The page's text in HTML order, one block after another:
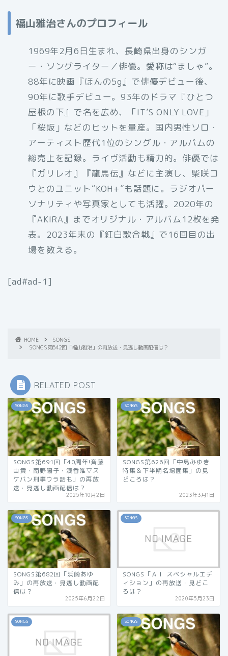
福山雅治さんのプロフィール
1969年2月6日生まれ、長崎県出身のシンガ
ー・ソングライター／俳優。愛称は“ましゃ”。
88年に映画『ほんの5g』で俳優デビュー後、
90年に歌手デビュー。93年のドラマ『ひとつ
屋根の下』で名を広め、「IT’S ONLY LOVE」
「桜坂」などのヒットを量産。国内男性ソロ・
アーティスト歴代1位のシングル・アルバムの
総売上を記録。ライヴ活動も精力的。俳優では
『ガリレオ』『龍馬伝』などに主演し、柴咲コ
ウとのユニット“KOH+”も話題に。ラジオパー
ソナリティや写真家としても活躍。2020年の
『AKIRA』までオリジナル・アルバム12枚を発
表。2023年末の『紅白歌合戦』で16回目の出
場を数える。
[ad#ad-1]
HOME
SONGS
SONGS第642回「福山雅治」の再放送・見逃し動画配信は？
RELATED POST
SONGS
SONGS第691回「40周年!斉藤
由貴・南野陽子・浅香唯▽ス
ケバン刑事ウラ話も」の再放
送・見逃し動画配信は？
2025年10月2日
SONGS
SONGS第626回「中島みゆき
特集＆下半期名場面集」の見
どころは？
2023年3月1日
SONGS
SONGS第682回「浜崎あゆ
み」の再放送・見逃し動画配
信は？
2025年6月22日
SONGS
SONGS「ＡＩ スペシャルエデ
ィション」の再放送・見どこ
ろは？
2020年5月23日
SONGS SONGS